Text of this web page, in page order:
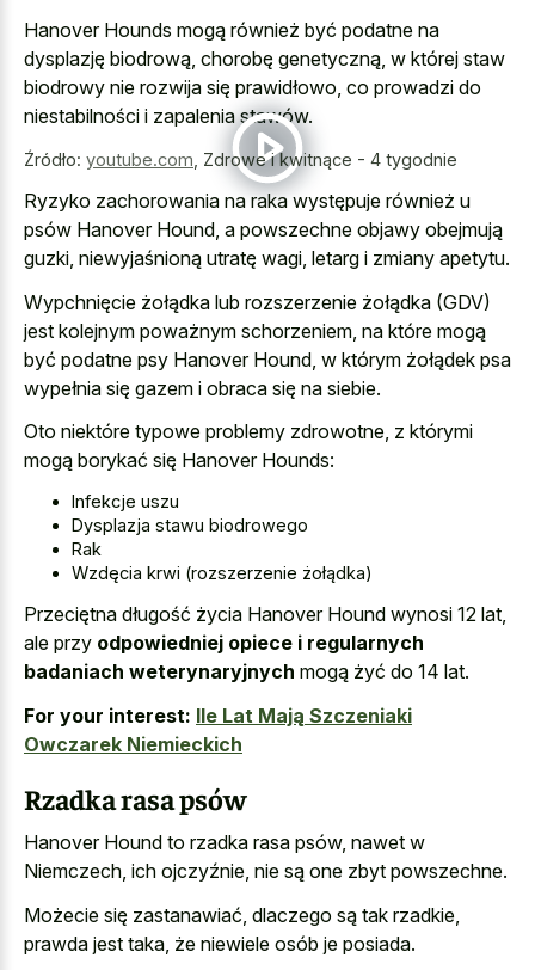
Hanover Hounds mogą również być podatne na
dysplazję biodrową, chorobę genetyczną, w której staw
biodrowy nie rozwija się prawidłowo, co prowadzi do
niestabilności i zapalenia stawów.
Źródło: youtube.com Zdrowe i kwitnące - 4 tygodnie
Ryzyko zachorowania na raka występuje również u
psów Hanover Hound, a powszechne objawy obejmują
guzki, niewyjaśnioną utratę wagi, letarg i zmiany apetytu.
Wypchnięcie żołądka lub rozszerzenie żołądka (GDV)
jest kolejnym poważnym schorzeniem, na które mogą
być podatne psy Hanover Hound, w którym żołądek psa
wypełnia się gazem i obraca się na siebie.
Oto niektóre typowe problemy zdrowotne, z którymi
mogą borykać się Hanover Hounds:
Infekcje uszu
Dysplazja stawu biodrowego
Rak
Wzdęcia krwi (rozszerzenie żołądka)
Przeciętna długość życia Hanover Hound wynosi 12 lat,
ale przy odpowiedniej opiece i regularnych
badaniach weterynaryjnych mogą żyć do 14 lat.
For your interest: Ile Lat Mają Szczeniaki
Owczarek Niemieckich
Rzadka rasa psów
Hanover Hound to rzadka rasa psów, nawet w
Niemczech, ich ojczyźnie, nie są one zbyt powszechne.
Możecie się zastanawiać, dlaczego są tak rzadkie,
prawda jest taka, że niewiele osób je posiada.